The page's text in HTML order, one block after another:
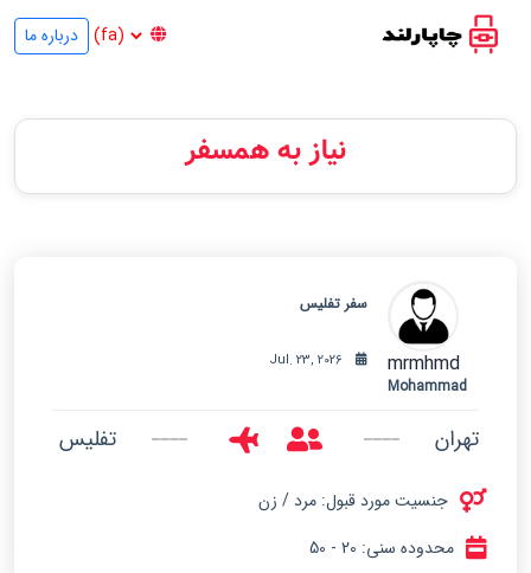
درباره ما
نیاز به همسفر
mrmhmd
Mohammad
سفر تفلیس
تهران تفلیس
جنسیت مورد قبول: مرد / زن
محدوده سنی: 20 - 50